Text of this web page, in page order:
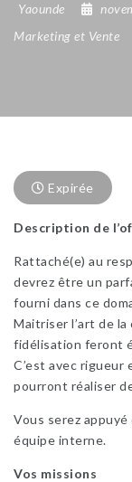
Yaounde
Marketing et Vente
Expirée
Description de
Rattaché(e) au
devrez être un
fourni dans ce
Maitriser l’art de
fidélisation feront
C’est avec rigueur
pourront réaliser
Vous serez
équipe interne.
Vos missions